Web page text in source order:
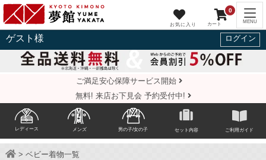
ゲスト 様 ログイン
ご満足安心保障サービス開始
無料! 来店お下見会 予約受付中!
0
レディース メンズ 男の子/女の子 セット内容 ご利用ガイド
> ベビー着物一覧